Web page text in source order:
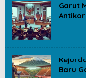
Garut
Baru